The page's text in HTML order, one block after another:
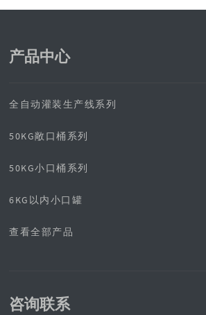
咨询联系
产品中心
全自动灌装生产线系列
50KG敞口桶系列
50KG小口桶系列
6KG以内小口罐
查看全部产品